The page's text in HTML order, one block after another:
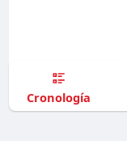
Cronología